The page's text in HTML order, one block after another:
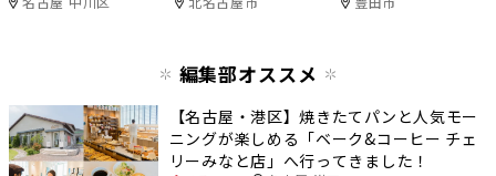
編集部オススメ
【名古屋・港区】焼きたてパンと人気モー
ニングが楽しめる「ベーク&コーヒー チェ
リーみなと店」へ行ってきました！